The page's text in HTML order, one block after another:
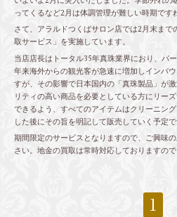
ってくるなど2月は体調管理が難しい時期です
さて、アラルドつくばサロン店では2月末ま
取サービス」を実施しています。
当店店長はトータル35年真珠業界におり、パ
年来海外からの観光客が急速に増加しインバ
すが、その影響で日本国内の「真珠製品」が
リティの高い商品を必要としている方にリー
できるよう、すべてのアイテムはクリーニン
した後にその旨を明記して販売していく予定で
期間限定のサービスとなりますので、ご興味
さい。地金の買取は常時対応しておりますの
1